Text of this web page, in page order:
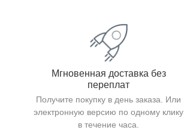
Мгновенная доставка без
переплат
Получите покупку в день заказа. Или
электронную версию по одному клику
в течение часа.